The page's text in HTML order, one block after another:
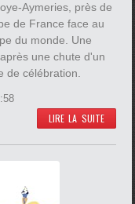
Aymeries, près de
de France face au
du monde. Une
une chute d'un
de célébration.
LIRE LA SUITE